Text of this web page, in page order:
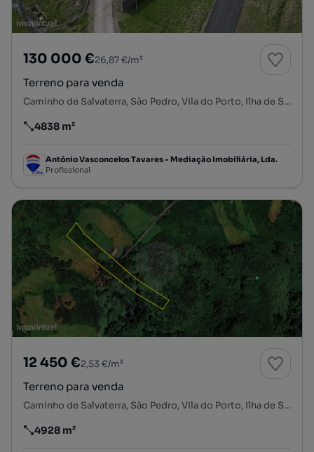
130 000 €26,87 €/m²
Terreno para venda
Caminho de Salvaterra, São Pedro, Vila do Porto, Ilha de Santa Maria
Preço por metro quadrado
4838 m²
António Vasconcelos Tavares - Mediação Imobiliária, Lda.
Profissional
12 450 €2,53 €/m²
Terreno para venda
Caminho de Salvaterra, São Pedro, Vila do Porto, Ilha de Santa Maria
Preço por metro quadrado
4928 m²